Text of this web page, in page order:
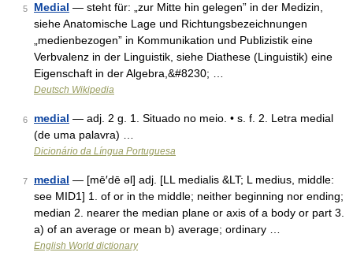
5 Medial — steht für: „zur Mitte hin gelegen” in der Medizin,
siehe Anatomische Lage und Richtungsbezeichnungen
„medienbezogen” in Kommunikation und Publizistik eine
Verbvalenz in der Linguistik, siehe Diathese (Linguistik) eine
Eigenschaft in der Algebra,&#8230; …
Deutsch Wikipedia
6 medial — adj. 2 g. 1. Situado no meio. • s. f. 2. Letra medial
(de uma palavra) …
Dicionário da Língua Portuguesa
7 medial — [mē′dē əl] adj. [LL medialis &LT; L medius, middle:
see MID1] 1. of or in the middle; neither beginning nor ending;
median 2. nearer the median plane or axis of a body or part 3.
a) of an average or mean b) average; ordinary …
English World dictionary